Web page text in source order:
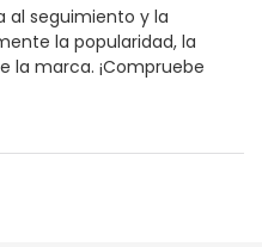
al seguimiento y la
la popularidad, la
la marca. ¡Compruebe